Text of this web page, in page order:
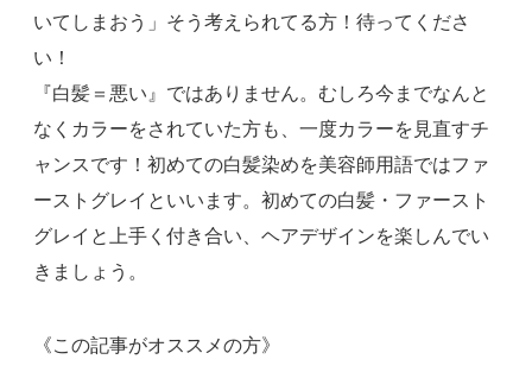
いてしまおう」そう考えられてる方！待ってくださ
い！
『白髪＝悪い』ではありません。むしろ今までなんと
なくカラーをされていた方も、一度カラーを見直すチ
ャンスです！初めての白髪染めを美容師用語ではファ
ーストグレイといいます。初めての白髪・ファースト
グレイと上手く付き合い、ヘアデザインを楽しんでい
きましょう。
《この記事がオススメの方》